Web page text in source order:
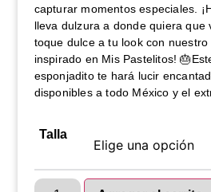
capturar momentos especiales.
lleva dulzura a donde quiera que
toque dulce a tu look con
inspirado en Mis Pastelitos!
esponjadito te hará lucir
disponibles a todo México y el
Talla